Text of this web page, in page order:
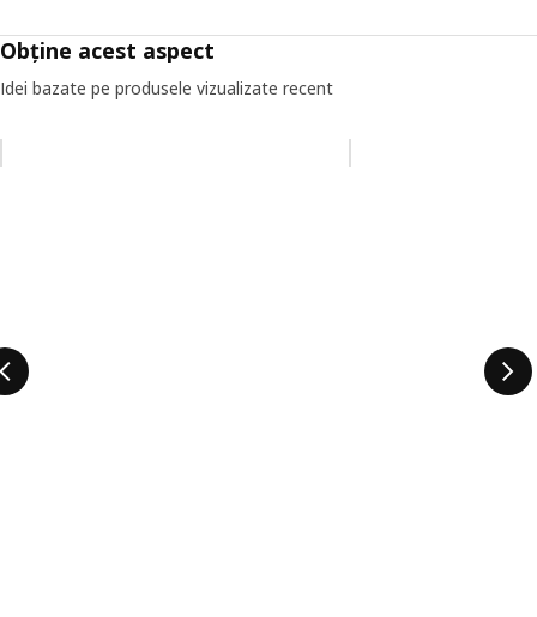
Obține acest aspect
Idei bazate pe produsele vizualizate recent